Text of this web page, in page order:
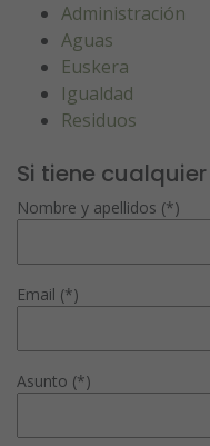
Administración
Aguas
Euskera
Igualdad
Residuos
Si tiene
Nombre y apellidos (*)
Email (*)
Asunto (*)